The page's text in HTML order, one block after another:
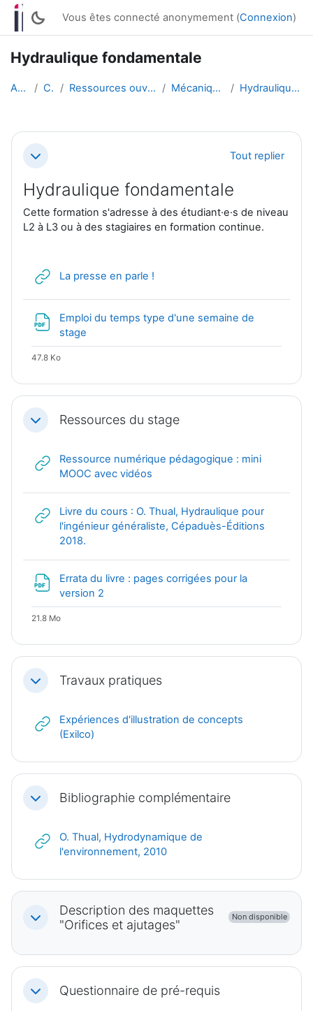
Passer au contenu principal
Vous êtes connecté anonymement (Connexion)
Hydraulique fondamentale
Accueil Cours Ressources ouvertes enseignantes Mécanique des fluides Hydraulique fondamentale
Résumé de section
Replier Tout replier
Hydraulique fondamentale
Cette formation s'adresse à des étudiant·e·s de niveau
L2 à L3 ou à des stagiaires en formation continue.
La presse en parle !
Emploi du temps type d'une semaine de
stage
47.8 Ko
ReplierRessources du stage
Ressource numérique pédagogique : mini
MOOC avec vidéos
Livre du cours : O. Thual, Hydraulique pour
l'ingénieur généraliste, Cépaduès-Éditions
2018.
Errata du livre : pages corrigées pour la
version 2
21.8 Mo
ReplierTravaux pratiques
Expériences d'illustration de concepts
(Exilco)
ReplierBibliographie complémentaire
O. Thual, Hydrodynamique de
l'environnement, 2010URL
Replier
Description des maquettes
"Orifices et ajutages"
Non disponible
ReplierQuestionnaire de pré-requis